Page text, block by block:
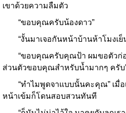
เขาด้วยความลืมตัว
“ขอบคุณครับน้องดาว”
“งั้นมาเจอกันหน้าบ้านห้าโมงเย็
“ขอบคุณครับคุณป้า ผมขอตัวก่อ
ส่วนตัวขอบคุณสำหรับน้ำมากๆ ครับ
“ทำไมพูดจาแบบนั้นคะคุณ” เมื่อ
หน้าเข้มก็โดนสอบสวนทันที